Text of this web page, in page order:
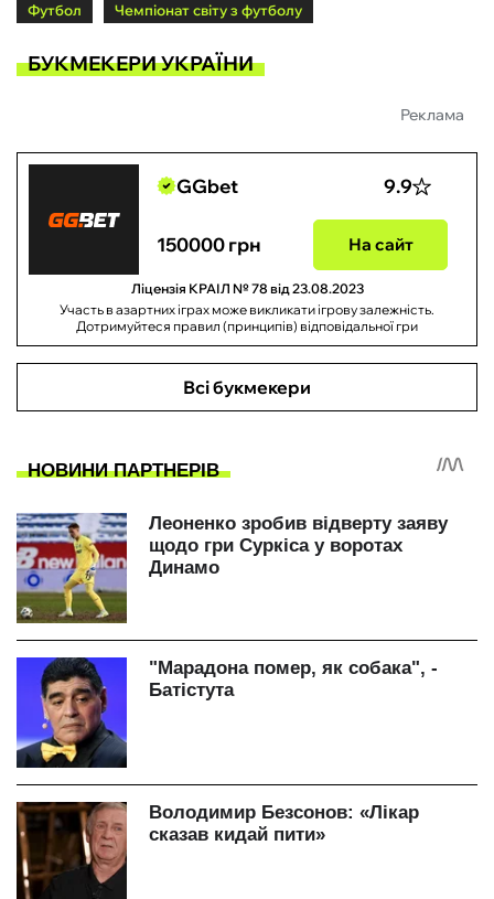
Футбол Чемпіонат світу з футболу
БУКМЕКЕРИ УКРАЇНИ
Реклама
GGbet 9.9
150000 грн На сайт
Ліцензія КРАІЛ № 78 від 23.08.2023
Участь в азартних іграх може викликати ігрову залежність.
Дотримуйтеся правил (принципів) відповідальної гри
Всі букмекери